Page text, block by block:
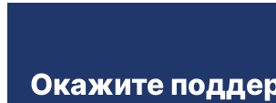
Окажите